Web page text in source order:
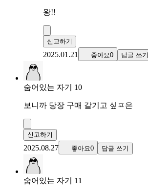
왕!!
신고하기
2025.01.21 좋아요0 답글 쓰기
숨어있는 자기 10
보니까 당장 구매 갈기고 싶ㅍ은
신고하기
2025.08.27 좋아요0 답글 쓰기
숨어있는 자기 11